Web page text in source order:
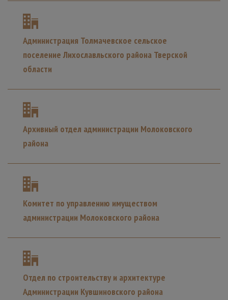
Администрация Толмачевское сельское
поселение Лихославльского района Тверской
области
Архивный отдел администрации Молоковского
района
Комитет по управлению имуществом
администрации Молоковского района
Отдел по строительству и архитектуре
Администрации Кувшиновского района